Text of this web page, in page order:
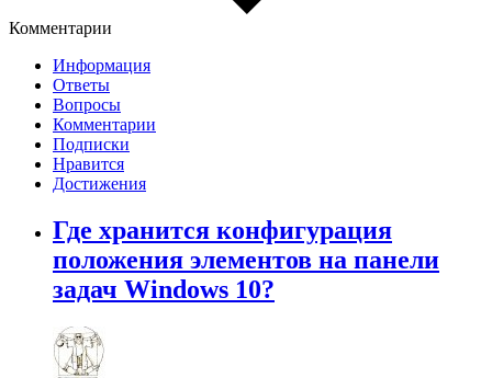
Комментарии
Информация
Ответы
Вопросы
Комментарии
Подписки
Нравится
Достижения
Где хранится конфигурация
положения элементов на панели
задач Windows 10?